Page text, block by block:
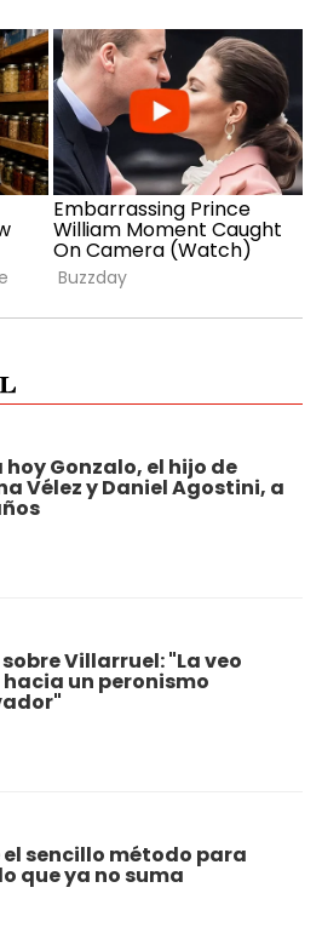
hoy Gonzalo, el hijo de
Vélez y Daniel Agostini, a
Villarruel: "La veo
un peronismo
el sencillo método para
que ya no suma